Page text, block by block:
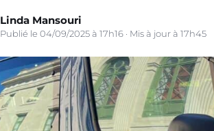
Linda Mansouri
Publié le 04/09/2025 à 17h16 · Mis à jour à 17h45